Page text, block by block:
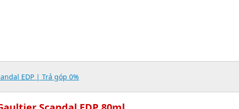
EDP | Trả góp 0%